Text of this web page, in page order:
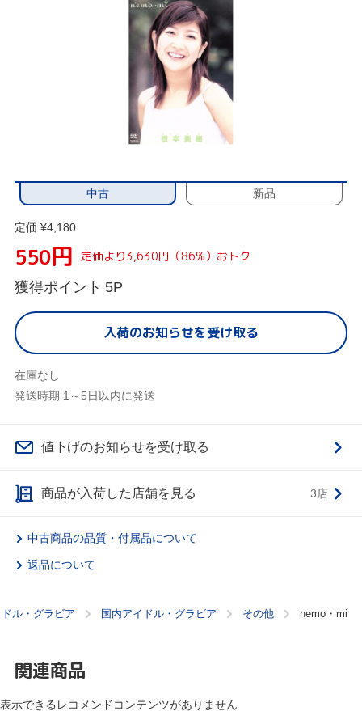
中古 新品
定価 ¥4,180
550円 定価より3,630円（86%）おトク
獲得ポイント 5P
入荷のお知らせを受け取る
在庫なし
発送時期 1～5日以内に発送
値下げのお知らせを受け取る
商品が入荷した店舗を見る 3店
中古商品の品質・付属品について
返品について
ル・グラビア 国内アイドル・グラビア その他 nemo・mi
関連商品
表示できるレコメンドコンテンツがありません